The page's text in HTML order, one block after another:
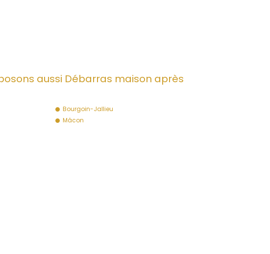
aussi Débarras maison après
Bourgoin-Jallieu
Mâcon